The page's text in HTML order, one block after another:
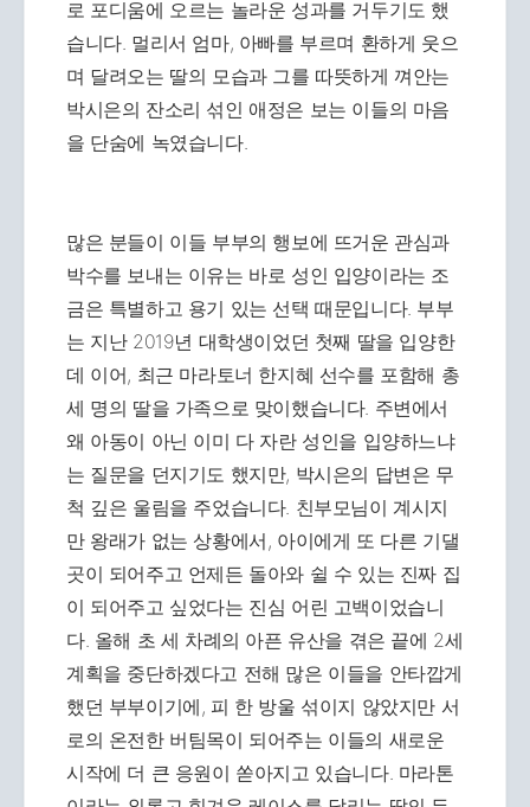
로 포디움에 오르는 놀라운 성과를 거두기도 했
습니다. 멀리서 엄마, 아빠를 부르며 환하게 웃으
며 달려오는 딸의 모습과 그를 따뜻하게 껴안는
박시은의 잔소리 섞인 애정은 보는 이들의 마음
을 단숨에 녹였습니다.
많은 분들이 이들 부부의 행보에 뜨거운 관심과
박수를 보내는 이유는 바로 성인 입양이라는 조
금은 특별하고 용기 있는 선택 때문입니다. 부부
는 지난 2019년 대학생이었던 첫째 딸을 입양한
데 이어, 최근 마라토너 한지혜 선수를 포함해 총
세 명의 딸을 가족으로 맞이했습니다. 주변에서
왜 아동이 아닌 이미 다 자란 성인을 입양하느냐
는 질문을 던지기도 했지만, 박시은의 답변은 무
척 깊은 울림을 주었습니다. 친부모님이 계시지
만 왕래가 없는 상황에서, 아이에게 또 다른 기댈
곳이 되어주고 언제든 돌아와 쉴 수 있는 진짜 집
이 되어주고 싶었다는 진심 어린 고백이었습니
다. 올해 초 세 차례의 아픈 유산을 겪은 끝에 2세
계획을 중단하겠다고 전해 많은 이들을 안타깝게
했던 부부이기에, 피 한 방울 섞이지 않았지만 서
로의 온전한 버팀목이 되어주는 이들의 새로운
시작에 더 큰 응원이 쏟아지고 있습니다. 마라톤